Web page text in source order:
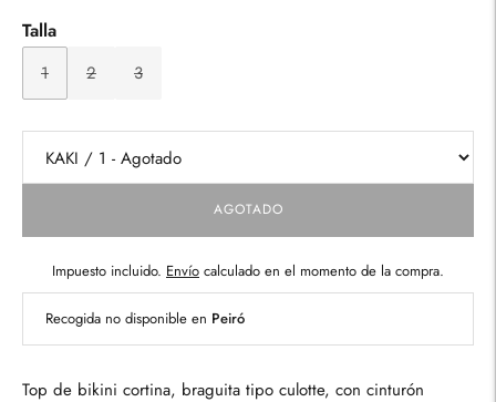
Talla
1 2 3
AGOTADO
Impuesto incluido. Envío calculado en el momento de la compra.
Recogida no disponible en Peiró
Top de bikini cortina, braguita tipo culotte, con cinturón